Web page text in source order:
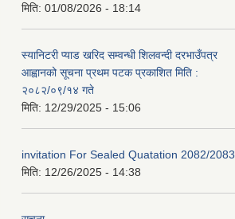
मिति: 01/08/2026 - 18:14
स्यानिटरी प्याड खरिद सम्वन्धी शिलवन्दी दरभाउँपत्र
आह्वानको सूचना प्रथम पटक प्रकाशित मिति :
२०८२/०९/१४ गते
मिति: 12/29/2025 - 15:06
invitation For Sealed Quatation 2082/2083
मिति: 12/26/2025 - 14:38